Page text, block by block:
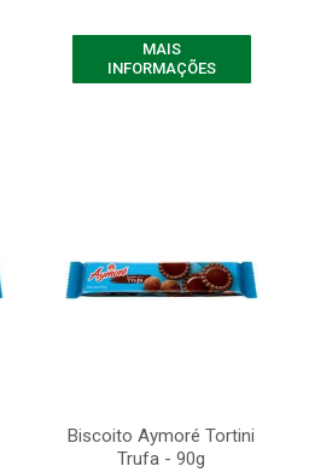
MAIS
INFORMAÇÕES
Biscoito Aymoré Tortini
Trufa - 90g